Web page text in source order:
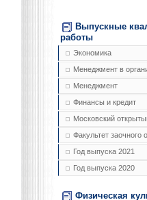
Выпускные
работы
Экономика
Менеджмент в
Менеджмент
Финансы и кредит
Московский
Факультет заочного
Год выпуска 2021
Год выпуска 2020
Физическая